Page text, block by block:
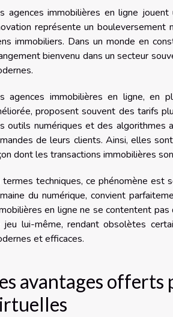
agences immobilières en ligne
représente un
immobiliers. Dans un monde en
bienvenu dans un secteur
agences immobilières en ligne, en
proposent souvent des tarifs
outils numériques et des algorithmes
de leurs clients. Ainsi, elles
dont les transactions immobilières
termes techniques, ce phénomène est
du numérique, convient
en ligne ne se contentent
jeu lui-même, rendant obsolètes
et efficaces.
avantages offerts